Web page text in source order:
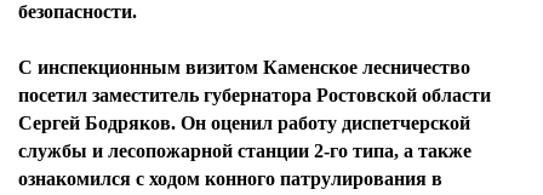
безопасности.
С инспекционным визитом Каменское лесничество
посетил заместитель губернатора Ростовской области
Сергей Бодряков. Он оценил работу диспетчерской
службы и лесопожарной станции 2-го типа, а также
ознакомился с ходом конного патрулирования в